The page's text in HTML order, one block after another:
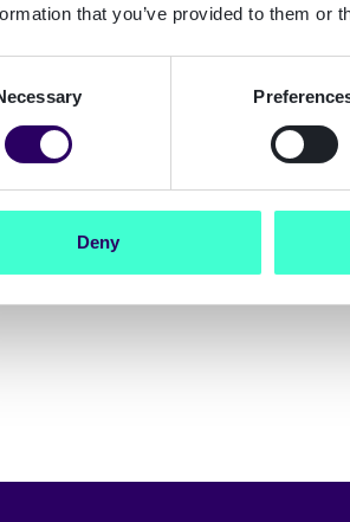
that you’ve provided to them or
Deny